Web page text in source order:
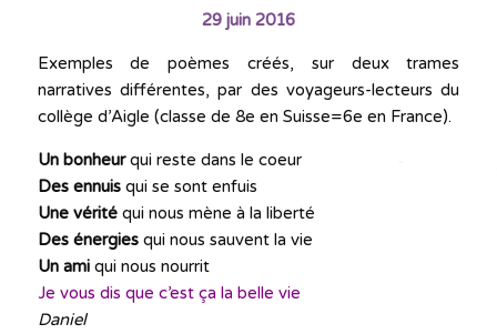
29 juin 2016
Exemples de poèmes créés, sur deux trames
narratives différentes, par des voyageurs-lecteurs du
collège d’Aigle (classe de 8e en Suisse=6e en France).
Un bonheurqui reste dans le coeur
Des ennuisqui se sont enfuis
Une véritéqui nous mène à la liberté
Des énergiesqui nous sauvent la vie
Un amiqui nous nourrit
Je vous dis que c’est ça la belle vie
Daniel